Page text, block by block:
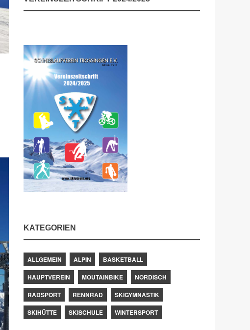
KATEGORIEN
ALLGEMEIN ALPIN
BASKETBALL
HAUPTVEREIN
MOUTAINBIKE
NORDISCH
RADSPORT
RENNRAD
SKIGYMNASTIK
SKIHÜTTE
SKISCHULE WINTERSPORT